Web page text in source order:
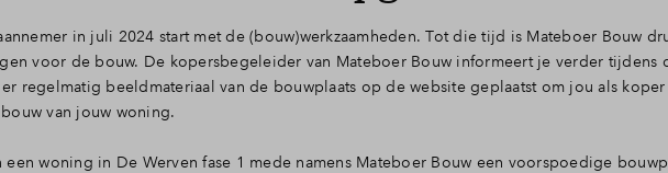
in juli 2024 start met de (bouw)werkzaamheden. Tot die tijd is Mateboer Bouw
voor de bouw. De kopersbegeleider van Mateboer Bouw informeert je verder tijdens
regelmatig beeldmateriaal van de bouwplaats op de website geplaatst om jou als
van jouw woning.
een woning in De Werven fase 1 mede namens Mateboer Bouw een voorspoedige